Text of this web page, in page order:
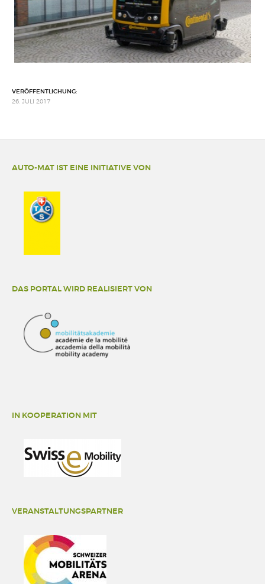
VERÖFFENTLICHUNG:
26. JULI 2017
AUTO-MAT IST EINE INITIATIVE VON
DAS PORTAL WIRD REALISIERT VON
IN KOOPERATION MIT
VERANSTALTUNGSPARTNER